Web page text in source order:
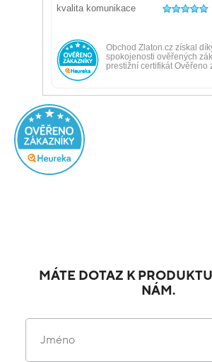
MÁTE DOTAZ K
NÁM.
Jméno